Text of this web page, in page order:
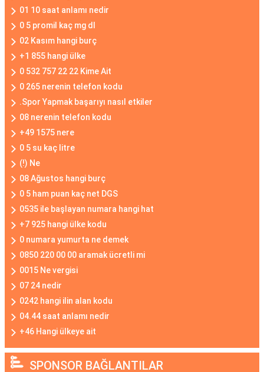
01 10 saat anlamı nedir
0 5 promil kaç mg dl
02 Kasım hangi burç
+1 855 hangi ülke
0 532 757 22 22 Kime Ait
0 265 nerenin telefon kodu
.Spor Yapmak başarıyı nasıl etkiler
08 nerenin telefon kodu
+49 1575 nere
0 5 su kaç litre
(!) Ne
08 Ağustos hangi burç
0 5 ham puan kaç net DGS
0535 ile başlayan numara hangi hat
+7 925 hangi ülke kodu
0 numara yumurta ne demek
0850 220 00 00 aramak ücretli mi
0015 Ne vergisi
07 24 nedir
0242 hangi ilin alan kodu
04.44 saat anlamı nedir
+46 Hangi ülkeye ait
SPONSOR BAĞLANTILAR